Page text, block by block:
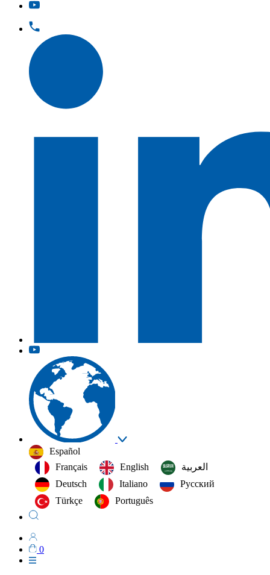
Español
Français
English
العربية‏
Deutsch
Italiano
Русский
Türkçe
Português
0